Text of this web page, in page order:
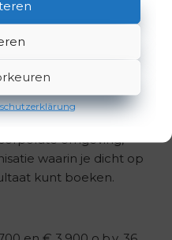
de lijnen kort zijn,
die niet bang is
die energie krijgt van
richting en vertrouwen
omgeving,
waarin je dicht op
kunt boeken.